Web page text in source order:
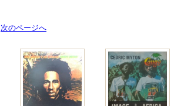
次のページへ